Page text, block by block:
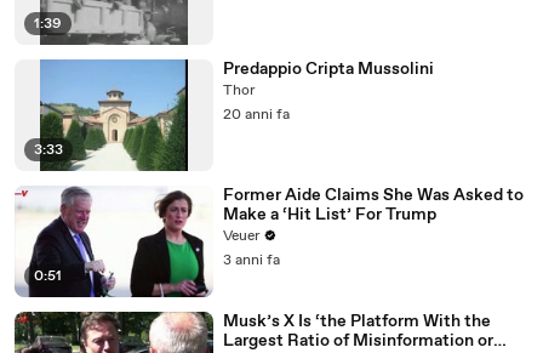
1:39
3:33
Predappio Cripta Mussolini
Thor
20 anni fa
0:51
Former Aide Claims She Was Asked to
Make a ‘Hit List’ For Trump
Veuer
3 anni fa
Musk’s X Is ‘the Platform With the
Largest Ratio of Misinformation or